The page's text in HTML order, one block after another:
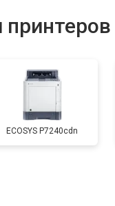
ECOSYS P7240cdn